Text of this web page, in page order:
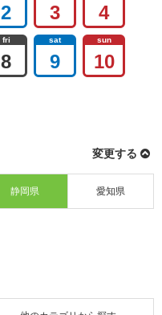
2 3 4
fri
8
sat
9
sun
10
変更する
静岡県 愛知県